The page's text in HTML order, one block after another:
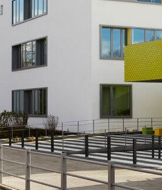
SEKRETARIAT
KOLLEGIUM
ARBEITSGEMEINSCHAFTEN
UNTERSTÜTZTE KOMMUNIKATION